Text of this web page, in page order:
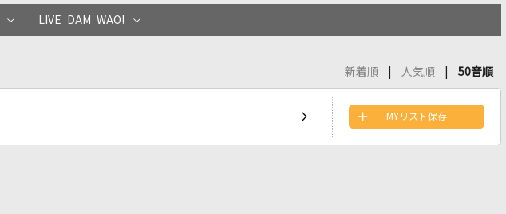
LIVE DAM WAO!
新着順
人気順 50音順
MYリスト保存